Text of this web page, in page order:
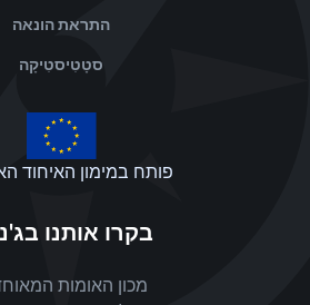
התראת הונאה
סטָטִיסטִיקָה
פותח במימון האיחוד
בקרו אותנו
מכון האומות